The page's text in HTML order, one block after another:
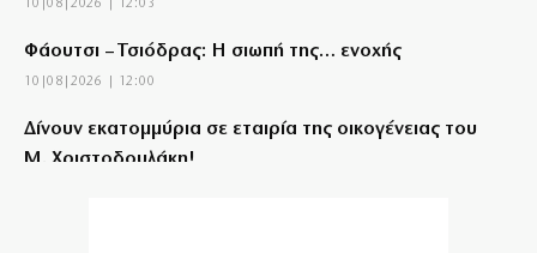
10|08|2026 | 12:03
Φάουτσι – Τσιόδρας: Η σιωπή της… ενοχής
10|08|2026 | 12:00
Δίνουν εκατομμύρια σε εταιρία της οικογένειας του
Μ. Χριστοδουλάκη!